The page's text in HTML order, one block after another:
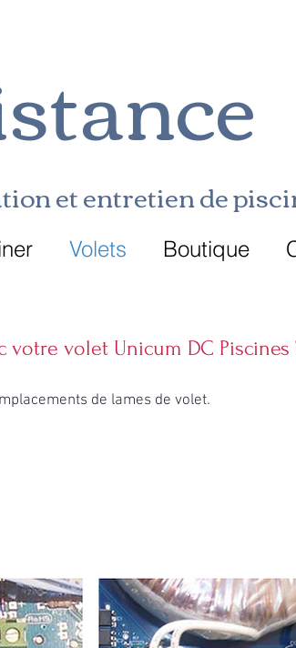
et entretien de pi
Volets Boutique
volet Unicum DC Piscines
de lames de volet.